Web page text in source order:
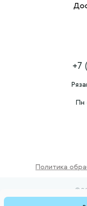
+7
Пн
Политика
©